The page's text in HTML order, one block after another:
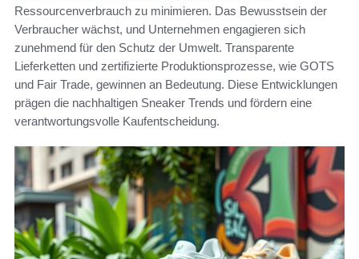
Ressourcenverbrauch zu minimieren. Das Bewusstsein der
Verbraucher wächst, und Unternehmen engagieren sich
zunehmend für den Schutz der Umwelt. Transparente
Lieferketten und zertifizierte Produktionsprozesse, wie GOTS
und Fair Trade, gewinnen an Bedeutung. Diese Entwicklungen
prägen die nachhaltigen Sneaker Trends und fördern eine
verantwortungsvolle Kaufentscheidung.